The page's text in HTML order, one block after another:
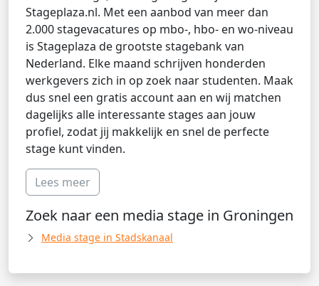
Stageplaza.nl. Met een aanbod van meer dan
2.000 stagevacatures op mbo-, hbo- en wo-niveau
is Stageplaza de grootste stagebank van
Nederland. Elke maand schrijven honderden
werkgevers zich in op zoek naar studenten. Maak
dus snel een gratis account aan en wij matchen
dagelijks alle interessante stages aan jouw
profiel, zodat jij makkelijk en snel de perfecte
stage kunt vinden.
Lees meer
Zoek naar een media stage in Groningen
Media stage in Stadskanaal